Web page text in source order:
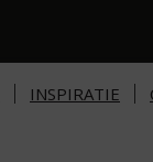
INSPIRATIE